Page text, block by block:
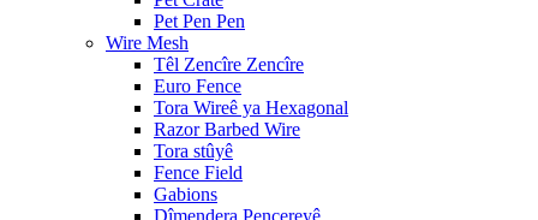
Pet Pen Pen
Wire Mesh
Têl Zencîre Zencîre
Euro Fence
Tora Wireê ya Hexagonal
Razor Barbed Wire
Tora stûyê
Fence Field
Gabions
Dîmendera Pencereyê